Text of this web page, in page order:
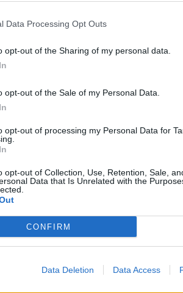
Data Processing Opt Outs
opt-out of the Sharing of my personal data.
opt-out of the Sale of my Personal Data.
opt-out of processing my Personal Data for
opt-out of Collection, Use, Retention, Sale,
Data that Is Unrelated with the
CONFIRM
Data Deletion Data Access
mas?? es metalico, continuo, o de vez en
roce de plásticos; Es como "Clap, clap,
un rato (tipo rotonda)